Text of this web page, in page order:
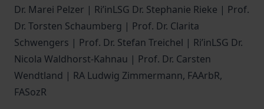
Dr. Marei Pelzer | Ri’inLSG Dr. Stephanie Rieke | Prof.
Dr. Torsten Schaumberg | Prof. Dr. Clarita
Schwengers | Prof. Dr. Stefan Treichel | Ri’inLSG Dr.
Nicola Waldhorst-Kahnau | Prof. Dr. Carsten
Wendtland | RA Ludwig Zimmermann, FAArbR,
FASozR